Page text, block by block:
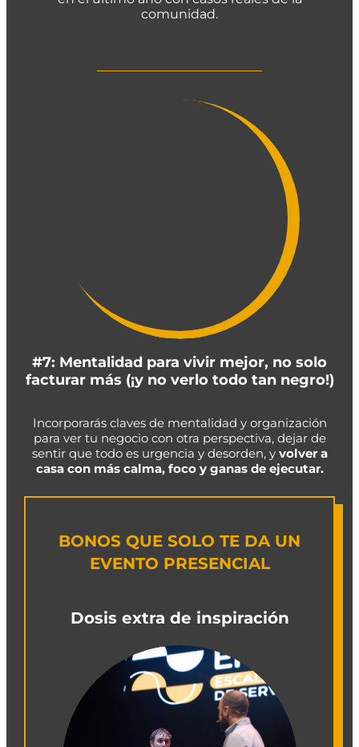
comunidad.
#7: Mentalidad para vivir mejor, no solo
facturar más (¡y no verlo todo tan negro!)
Incorporarás claves de mentalidad y organización
para ver tu negocio con otra perspectiva, dejar de
sentir que todo es urgencia y desorden, y volver a
casa con más calma, foco y ganas de ejecutar.
BONOS QUE SOLO TE DA UN
EVENTO PRESENCIAL
Dosis extra de inspiración